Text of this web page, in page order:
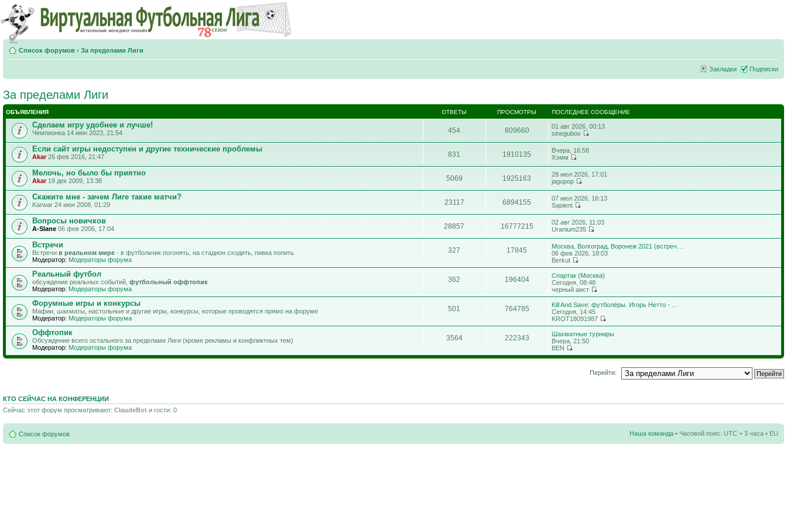
Список форумов ‹ За пределами Лиги
Закладки Подписки
За пределами Лиги
ОБЪЯВЛЕНИЯ ОТВЕТЫ ПРОСМОТРЫ ПОСЛЕДНЕЕ СООБЩЕНИЕ
Сделаем игру удобнее и лучше!
Чемпионка 14 июн 2023, 21:54 454 809660
01 авг 2026, 00:13
sinegubov
Если сайт игры недоступен и другие технические проблемы
Akar26 фев 2016, 21:47 831 1910135
Вчера, 16:58
Хэмм
Мелочь, но было бы приятно
Akar19 дек 2009, 13:38 5069 1925163
28 июл 2026, 17:01
jagupop
Скажите мне - зачем Лиге такие матчи?
Karwar 24 июн 2008, 01:29 23117 6894155
07 июл 2026, 16:13
Sapient
Вопросы новичков
A-Slane 06 фев 2006, 17:04 28857 16777215
02 авг 2026, 11:03
Uranium235
Встречи
Встречи в реальном мире - в футбольчик погонять, на стадион сходить, пивка попить
Модератор: Модераторы форума
327 17845
Москва, Волгоград, Воронеж 2021 (встреч…
06 фев 2026, 18:03
Berkut
Реальный футбол
обсуждение реальных событий, футбольный оффтопик
Модератор: Модераторы форума
362 196404
Спартак (Москва)
Сегодня, 08:48
черный аист
Форумные игры и конкурсы
Мафии, шахматы, настольные и другие игры, конкурсы, которые проводятся прямо на форуме
Модератор: Модераторы форума
501 764785
Kill And Save: футболёры. Игорь Нетто - …
Сегодня, 14:45
KROT18091987
Оффтопик
Обсуждение всего остального за пределами Лиги (кроме рекламы и конфликтных тем)
Модератор: Модераторы форума
3564 222343
Шахматные турниры
Вчера, 21:50
BEN
Перейти:
КТО СЕЙЧАС НА КОНФЕРЕНЦИИ
Сейчас этот форум просматривают: ClaudeBot и гости: 0
Список форумов Наша команда • Часовой пояс: UTC + 3 часа • EU